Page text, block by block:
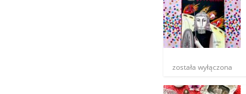
została wyłączona